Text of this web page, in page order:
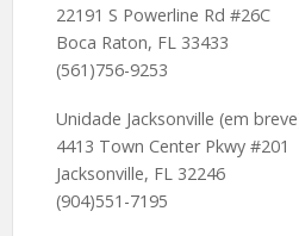
22191 S Powerline Rd #26C
Boca Raton, FL 33433
(561)756-9253
Unidade Jacksonville (em
4413 Town Center Pkwy #201
Jacksonville, FL 32246
(904)551-7195